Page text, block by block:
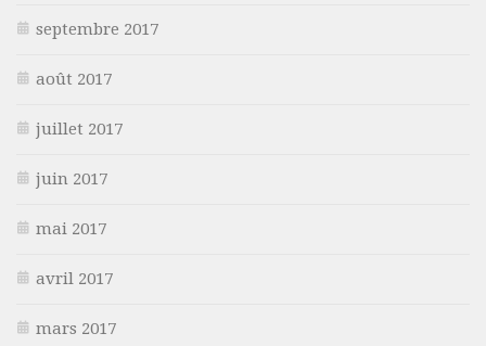
septembre 2017
août 2017
juillet 2017
juin 2017
mai 2017
avril 2017
mars 2017